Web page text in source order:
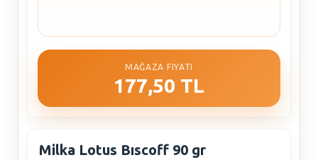
MAĞAZA FIYATI
177,50 TL
Milka Lotus Bıscoff 90 gr